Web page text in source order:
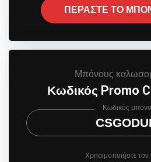
ΠΕΡΑΣΤΕ ΤΟ
Μπόνους
Κωδικός Promo
Κωδικός
Χρησιμοποιήστε τον